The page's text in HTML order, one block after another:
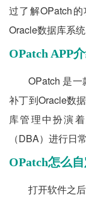
过了解OPatch
Oracle数据库系
OPatch APP
OPatch 是
补丁到Oracle数
库管理中扮演
（DBA）进行日
OPatch怎么
打开软件之